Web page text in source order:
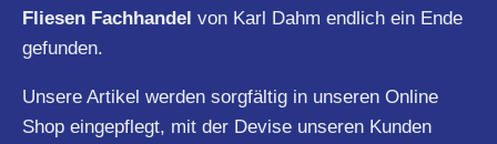
Fliesen Fachhandel von Karl Dahm endlich ein Ende
gefunden.
Unsere Artikel werden sorgfältig in unseren Online
Shop eingepflegt, mit der Devise unseren Kunden